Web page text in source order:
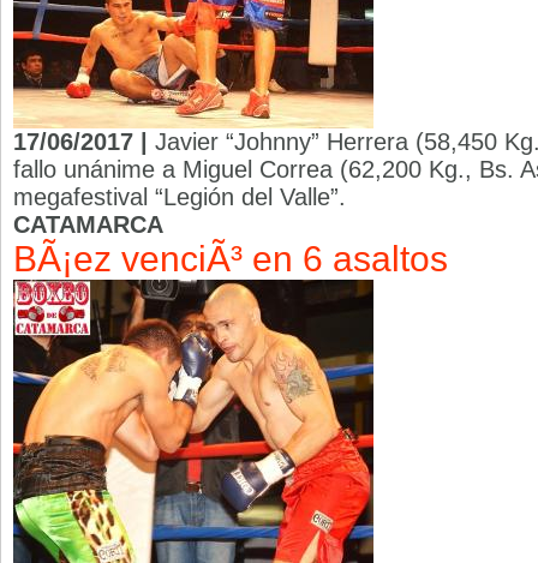
17/06/2017 | Javier “Johnny” Herrera (58,450
fallo unánime a Miguel Correa (62,200 Kg., Bs.
megafestival “Legión del Valle”.
CATAMARCA
BÃ¡ez venciÃ³ en 6 asaltos